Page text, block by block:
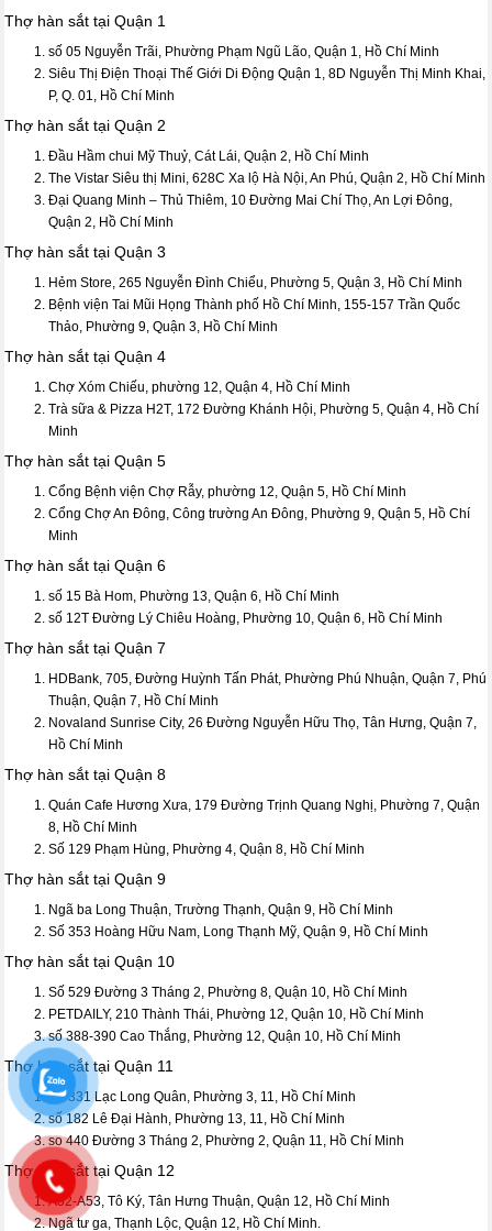
Thợ hàn sắt tại Quận 1
số 05 Nguyễn Trãi, Phường Phạm Ngũ Lão, Quận 1, Hồ Chí Minh
Siêu Thị Điện Thoại Thế Giới Di Động Quận 1, 8D Nguyễn Thị Minh Khai,
P, Q. 01, Hồ Chí Minh
Thợ hàn sắt tại Quận 2
Đầu Hầm chui Mỹ Thuỷ, Cát Lái, Quận 2, Hồ Chí Minh
The Vistar Siêu thị Mini, 628C Xa lộ Hà Nội, An Phú, Quận 2, Hồ Chí Minh
Đại Quang Minh – Thủ Thiêm, 10 Đường Mai Chí Thọ, An Lợi Đông,
Quận 2, Hồ Chí Minh
Thợ hàn sắt tại Quận 3
Hẻm Store, 265 Nguyễn Đình Chiểu, Phường 5, Quận 3, Hồ Chí Minh
Bệnh viện Tai Mũi Họng Thành phố Hồ Chí Minh, 155-157 Trần Quốc
Thảo, Phường 9, Quận 3, Hồ Chí Minh
Thợ hàn sắt tại Quận 4
Chợ Xóm Chiếu, phường 12, Quận 4, Hồ Chí Minh
Trà sữa & Pizza H2T, 172 Đường Khánh Hội, Phường 5, Quận 4, Hồ Chí
Minh
Thợ hàn sắt tại Quận 5
Cổng Bệnh viện Chợ Rẫy, phường 12, Quận 5, Hồ Chí Minh
Cổng Chợ An Đông, Công trường An Đông, Phường 9, Quận 5, Hồ Chí
Minh
Thợ hàn sắt tại Quận 6
số 15 Bà Hom, Phường 13, Quận 6, Hồ Chí Minh
số 12T Đường Lý Chiêu Hoàng, Phường 10, Quận 6, Hồ Chí Minh
Thợ hàn sắt tại Quận 7
HDBank, 705, Đường Huỳnh Tấn Phát, Phường Phú Nhuận, Quận 7, Phú
Thuận, Quận 7, Hồ Chí Minh
Novaland Sunrise City, 26 Đường Nguyễn Hữu Thọ, Tân Hưng, Quận 7,
Hồ Chí Minh
Thợ hàn sắt tại Quận 8
Quán Cafe Hương Xưa, 179 Đường Trịnh Quang Nghị, Phường 7, Quận
8, Hồ Chí Minh
Số 129 Phạm Hùng, Phường 4, Quận 8, Hồ Chí Minh
Thợ hàn sắt tại Quận 9
Ngã ba Long Thuận, Trường Thạnh, Quận 9, Hồ Chí Minh
Số 353 Hoàng Hữu Nam, Long Thạnh Mỹ, Quận 9, Hồ Chí Minh
Thợ hàn sắt tại Quận 10
Số 529 Đường 3 Tháng 2, Phường 8, Quận 10, Hồ Chí Minh
PETDAILY, 210 Thành Thái, Phường 12, Quận 10, Hồ Chí Minh
số 388-390 Cao Thắng, Phường 12, Quận 10, Hồ Chí Minh
Thợ hàn sắt tại Quận 11
Số 331 Lạc Long Quân, Phường 3, 11, Hồ Chí Minh
số 182 Lê Đại Hành, Phường 13, 11, Hồ Chí Minh
so 440 Đường 3 Tháng 2, Phường 2, Quận 11, Hồ Chí Minh
Thợ hàn sắt tại Quận 12
A52-A53, Tô Ký, Tân Hưng Thuận, Quận 12, Hồ Chí Minh
Ngã tư ga, Thạnh Lộc, Quận 12, Hồ Chí Minh.